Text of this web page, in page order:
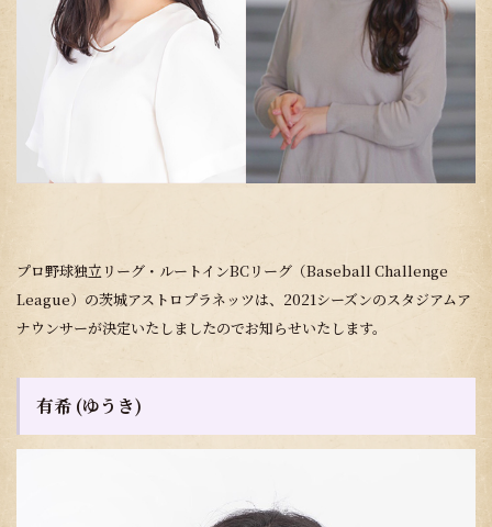
プロ野球独立リーグ・ルートインBCリーグ（Baseball Challenge
League）の茨城アストロプラネッツは、2021シーズンのスタジアムア
ナウンサーが決定いたしましたのでお知らせいたします。
有希 (ゆうき)